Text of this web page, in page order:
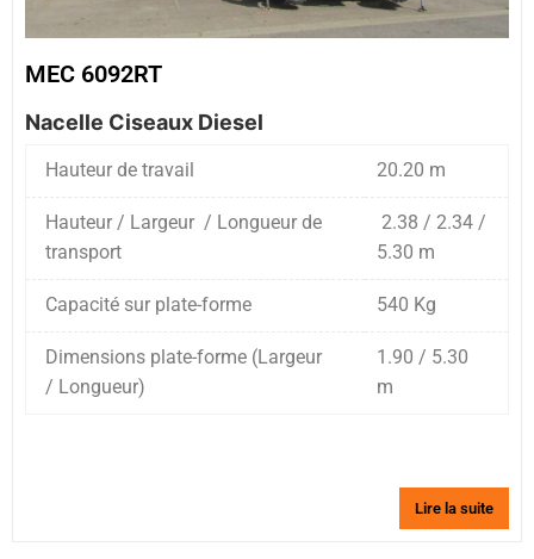
MEC 6092RT
Nacelle Ciseaux Diesel
Hauteur de travail 20.20 m
Hauteur / Largeur / Longueur de
transport
2.38 / 2.34 /
5.30 m
Capacité sur plate-forme 540 Kg
Dimensions plate-forme (Largeur
/ Longueur)
1.90 / 5.30
m
Lire la suite